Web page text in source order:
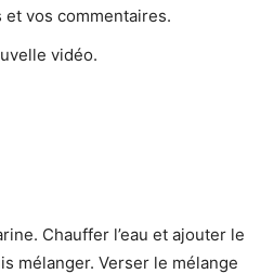
vos commentaires.
vidéo.
Chauffer l’eau et ajouter le
mélanger. Verser le mélange